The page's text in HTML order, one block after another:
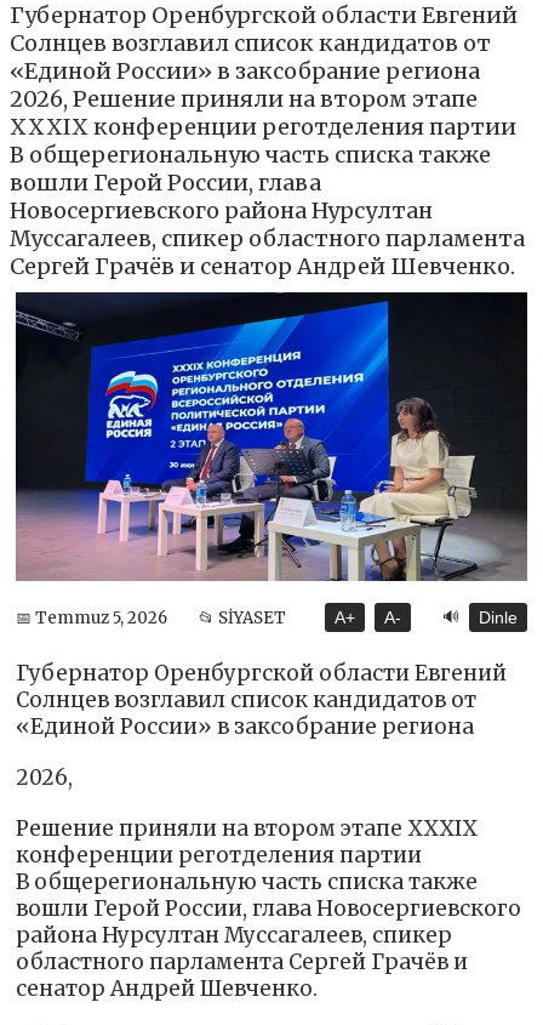
Губернатор Оренбургской области Евгений
Солнцев возглавил список кандидатов от
«Единой России» в заксобрание региона
2026, Решение приняли на втором этапе
XXXIX конференции реготделения партии
В общерегиональную часть списка также
вошли Герой России, глава
Новосергиевского района Нурсултан
Муссагалеев, спикер областного парламента
Сергей Грачёв и сенатор Андрей Шевченко.
📅 Temmuz 5, 2026 📂 SİYASET A+ A- 🔊 Dinle
Губернатор Оренбургской области Евгений
Солнцев возглавил список кандидатов от
«Единой России» в заксобрание региона
2026,
Решение приняли на втором этапе XXXIX
конференции реготделения партии
В общерегиональную часть списка также
вошли Герой России, глава Новосергиевского
района Нурсултан Муссагалеев, спикер
областного парламента Сергей Грачёв и
сенатор Андрей Шевченко.